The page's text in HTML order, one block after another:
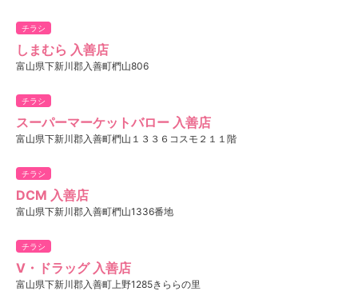
チラシ
しまむら 入善店
富山県下新川郡入善町椚山806
チラシ
スーパーマーケットバロー 入善店
富山県下新川郡入善町椚山１３３６コスモ２１１階
チラシ
DCM 入善店
富山県下新川郡入善町椚山1336番地
チラシ
V・ドラッグ 入善店
富山県下新川郡入善町上野1285きららの里